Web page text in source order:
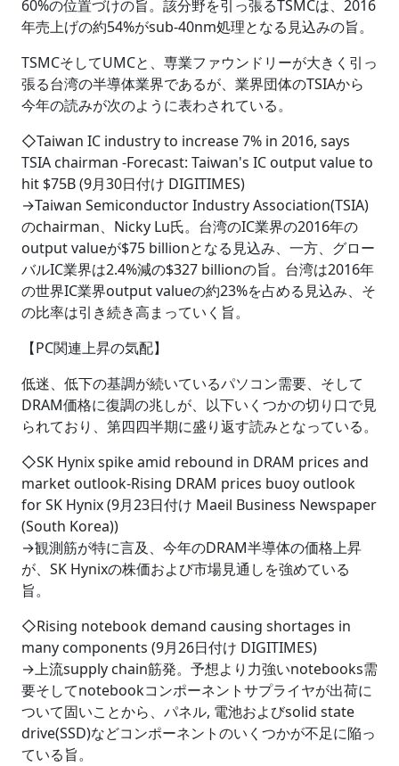
60%の位置づけの旨。該分野を引っ張るTSMCは、2016
年売上げの約54%がsub-40nm処理となる見込みの旨。
TSMCそしてUMCと、専業ファウンドリーが大きく引っ
張る台湾の半導体業界であるが、業界団体のTSIAから
今年の読みが次のように表わされている。
◇Taiwan IC industry to increase 7% in 2016, says
TSIA chairman -Forecast: Taiwan's IC output value to
hit $75B (9月30日付け DIGITIMES)
→Taiwan Semiconductor Industry Association(TSIA)
のchairman、Nicky Lu氏。台湾のIC業界の2016年の
output valueが$75 billionとなる見込み、一方、グロー
バルIC業界は2.4%減の$327 billionの旨。台湾は2016年
の世界IC業界output valueの約23%を占める見込み、そ
の比率は引き続き高まっていく旨。
【PC関連上昇の気配】
低迷、低下の基調が続いているパソコン需要、そして
DRAM価格に復調の兆しが、以下いくつかの切り口で見
られており、第四四半期に盛り返す読みとなっている。
◇SK Hynix spike amid rebound in DRAM prices and
market outlook-Rising DRAM prices buoy outlook
for SK Hynix (9月23日付け Maeil Business Newspaper
(South Korea))
→観測筋が特に言及、今年のDRAM半導体の価格上昇
が、SK Hynixの株価および市場見通しを強めている
旨。
◇Rising notebook demand causing shortages in
many components (9月26日付け DIGITIMES)
→上流supply chain筋発。予想より力強いnotebooks需
要そしてnotebookコンポーネントサプライヤが出荷に
ついて固いことから、パネル, 電池およびsolid state
drive(SSD)などコンポーネントのいくつかが不足に陥っ
ている旨。